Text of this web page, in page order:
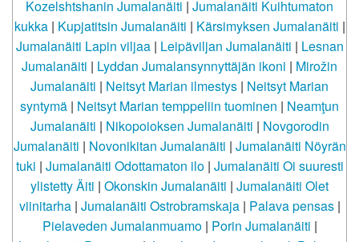
Kozelshtshanin Jumalanäiti | Jumalanäiti Kuihtumaton
kukka| Kupjatitsin Jumalanäiti | Kärsimyksen Jumalanäiti |
Jumalanäiti Lapin viljaa| Leipäviljan Jumalanäiti | Lesnan
Jumalanäiti | Lyddan Jumalansynnyttäjän ikoni | Mirožin
Jumalanäiti | Neitsyt Marian ilmestys | Neitsyt Marian
syntymä | Neitsyt Marian temppeliin tuominen | Neamţun
Jumalanäiti | Nikopoioksen Jumalanäiti | Novgorodin
Jumalanäiti | Novonikitan Jumalanäiti | Jumalanäiti Nöyrän
tuki | Jumalanäiti Odottamaton ilo| Jumalanäiti Oi suuresti
ylistetty Äiti | Okonskin Jumalanäiti | Jumalanäiti Olet
viinitarha| Jumalanäiti Ostrobramskaja| Palava pensas|
Pielaveden Jumalanmuamo| Porin Jumalanäiti |